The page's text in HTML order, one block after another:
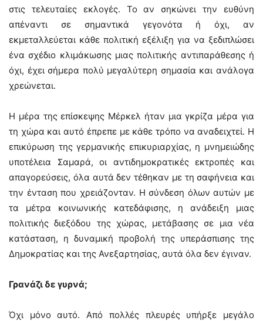
στις τελευταίες εκλογές. Το αν σηκώνει την ευθύνη
απέναντι σε σημαντικά γεγονότα ή όχι, αν
εκμεταλλεύεται κάθε πολιτική εξέλιξη για να ξεδιπλώσει
ένα σχέδιο κλιμάκωσης μιας πολιτικής αντιπαράθεσης ή
όχι, έχει σήμερα πολύ μεγαλύτερη σημασία και ανάλογα
χρεώνεται.
Η μέρα της επίσκεψης Μέρκελ ήταν μια γκρίζα μέρα για
τη χώρα και αυτό έπρεπε με κάθε τρόπο να αναδειχτεί. Η
επικύρωση της γερμανικής επικυριαρχίας, η μνημειώδης
υποτέλεια Σαμαρά, οι αντιδημοκρατικές εκτροπές και
απαγορεύσεις, όλα αυτά δεν τέθηκαν με τη σαφήνεια και
την ένταση που χρειάζονταν. Η σύνδεση όλων αυτών με
τα μέτρα κοινωνικής κατεδάφισης, η ανάδειξη μιας
πολιτικής διεξόδου της χώρας, μετάβασης σε μια νέα
κατάσταση, η δυναμική προβολή της υπεράσπισης της
Δημοκρατίας και της Ανεξαρτησίας, αυτά όλα δεν έγιναν.
Γρανάζι δε γυρνά;
Όχι μόνο αυτό. Από πολλές πλευρές υπήρξε μεγάλο